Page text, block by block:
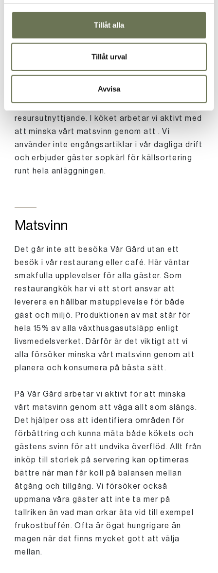
Tillåt alla
Tillåt urval
Avvisa
Avfall och återvinning
för källsortering som hjälper oss att minimera
restavfall och maximera återvinning och
resursutnyttjande. I köket arbetar vi aktivt med
att minska vårt matsvinn genom att . Vi
använder inte engångsartiklar i vår dagliga drift
och erbjuder gäster sopkärl för källsortering
runt hela anläggningen.
Matsvinn
Det går inte att besöka Vår Gård utan ett
besök i vår restaurang eller café. Här väntar
smakfulla upplevelser för alla gäster. Som
restaurangkök har vi ett stort ansvar att
leverera en hållbar matupplevelse för både
gäst och miljö. Produktionen av mat står för
hela 15% av alla växthusgasutsläpp enligt
livsmedelsverket. Därför är det viktigt att vi
alla försöker minska vårt matsvinn genom att
planera och konsumera på bästa sätt.
På Vår Gård arbetar vi aktivt för att minska
vårt matsvinn genom att väga allt som slängs.
Det hjälper oss att identifiera områden för
förbättring och kunna mäta både kökets och
gästens svinn för att undvika överflöd. Allt från
inköp till storlek på servering kan optimeras
bättre när man får koll på balansen mellan
åtgång och tillgång. Vi försöker också
uppmana våra gäster att inte ta mer på
tallriken än vad man orkar äta vid till exempel
frukostbuffén. Ofta är ögat hungrigare än
magen när det finns mycket gott att välja
mellan.